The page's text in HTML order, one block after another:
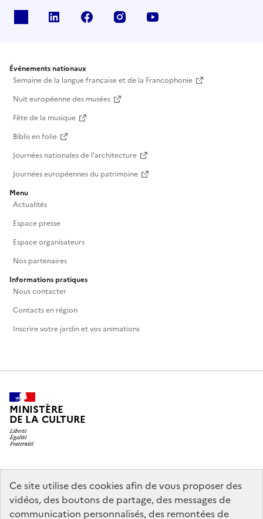
Ce site utilise des cookies afin de vous proposer des
vidéos, des boutons de partage, des messages de
communication personnalisés, des remontées de
Linkedin Facebook Instagram
Événements nationaux
Semaine de la langue française et de la Francophonie
Nuit européenne des musées
Fête de la musique
Biblis en folie
Journées nationales de l'architecture
Journées européennes du patrimoine
Menu
Actualités
Espace presse
Espace organisateurs
Nos partenaires
Informations pratiques
Nous contacter
Contacts en région
Inscrire votre jardin et vos animations
MINISTÈRE
DE LA CULTURE
legifrance.gouv.fr
info.gouv.fr
service-public.gouv.fr
data.gouv.fr